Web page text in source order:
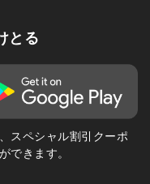
とる
スペシャル割引クーポ
できます。